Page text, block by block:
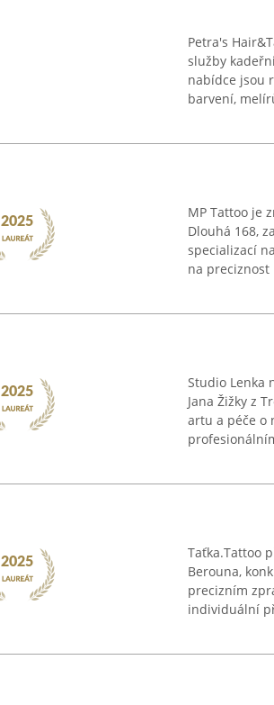
Petra's
služby
nabídce jsou
barvení,
MP Tattoo je
Dlouhá 168,
specializací
na preciznost
Studio Lenka
Jana Žižky z
artu a péče o
Taťka.Tattoo
Berouna,
precizním
individuální